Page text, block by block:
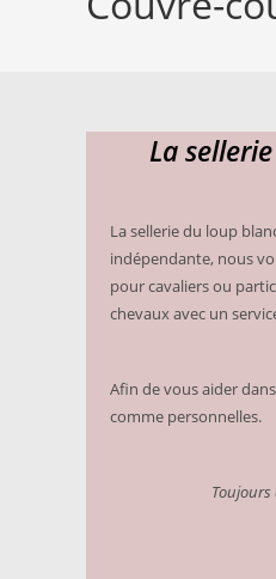
La
La sellerie du loup
indépendante, nous
pour cavaliers ou
chevaux avec un
Afin de vous aider
comme personnelles.